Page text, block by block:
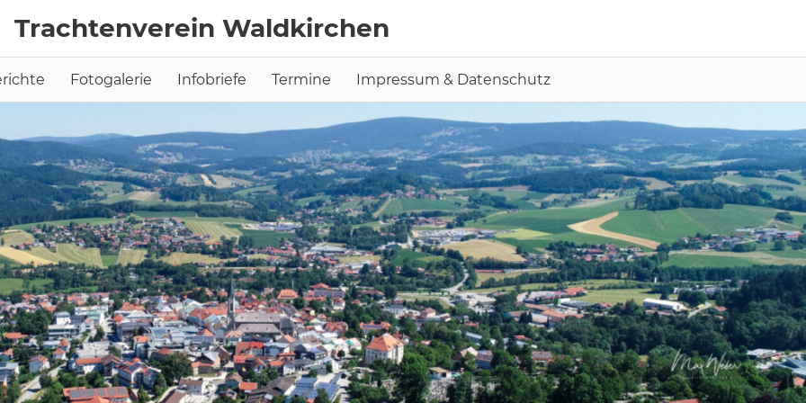
Trachtenverein Waldkirchen
Fotogalerie Infobriefe Termine Impressum & Datenschutz